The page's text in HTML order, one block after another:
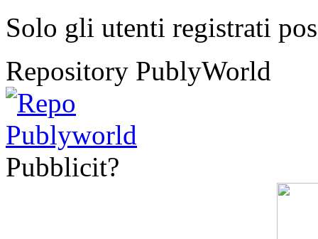
Solo gli utenti registrati
Repository PublyWorld
Pubblicit?